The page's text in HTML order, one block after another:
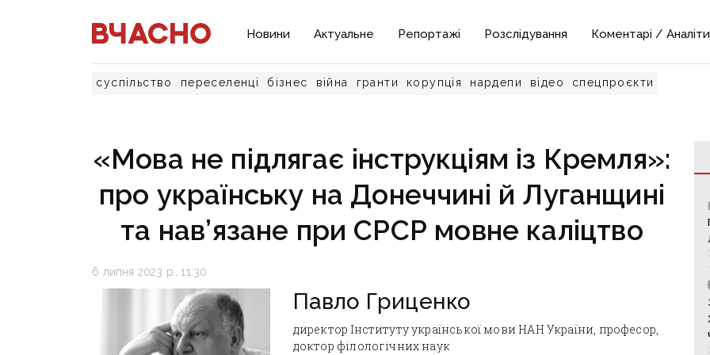
Новини Актуальне Репортажі Розслідування Коментарі /
суспільство переселенці бізнес війна гранти корупція нардепи відео спецпроєкти
«Мова не підлягає інструкціям із Кремля»:
про українську на Донеччині й Луганщині
та нав’язане при СРСР мовне каліцтво
6 липня 2023 р., 11:30
Павло Гриценко
директор Інституту української мови НАН України, професор,
доктор філологічних наук